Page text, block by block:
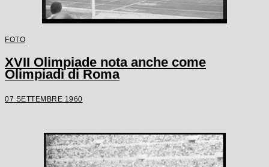
FOTO
XVII Olimpiade nota anche come
Olimpiadi di Roma
07 SETTEMBRE 1960